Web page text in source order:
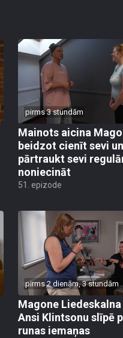
pirms 3 stundām
Mainots aicina
beidzot cienīt sevi un
pārtraukt sevi
noniecināt
51. epizode
pirms 2 dienām, 3 stundām
Magone
Ansi Klintsonu slīpē
runas iemaņas